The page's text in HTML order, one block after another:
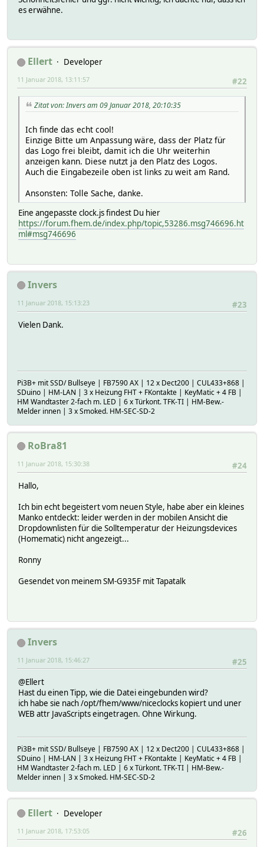
es erwähne.
Ellert
Developer
#22
11 Januar 2018, 13:11:57
Zitat von: Invers am 09 Januar 2018, 20:10:35
Ich finde das echt cool!
Einzige Bitte um Anpassung wäre, dass der Platz für
das Logo frei bleibt, damit ich die Uhr weiterhin
anzeigen kann. Diese nutzt ja den Platz des Logos.
Auch die Eingabezeile oben ist links zu weit am Rand.
Ansonsten: Tolle Sache, danke.
Eine angepasste clock.js findest Du hier
https://forum.fhem.de/index.php/topic,53286.msg746696.ht
ml#msg746696
Invers
#23
11 Januar 2018, 15:13:23
Vielen Dank.
Pi3B+ mit SSD/ Bullseye | FB7590 AX | 12 x Dect200 | CUL433+868 |
SDuino | HM-LAN | 3 x Heizung FHT + FKontakte | KeyMatic + 4 FB |
HM Wandtaster 2-fach m. LED | 6 x Türkont. TFK-TI | HM-Bew.-
Melder innen | 3 x Smoked. HM-SEC-SD-2
RoBra81
#24
11 Januar 2018, 15:30:38
Hallo,
Ich bin echt begeistert vom neuen Style, habe aber ein kleines
Manko entdeckt: leider werden in der mobilen Ansicht die
Dropdownlisten für die Solltemperatur der Heizungsdevices
(Homematic) nicht angezeigt...
Ronny
Gesendet von meinem SM-G935F mit Tapatalk
Invers
#25
11 Januar 2018, 15:46:27
@Ellert
Hast du einen Tipp, wie die Datei eingebunden wird?
ich habe sie nach /opt/fhem/www/niceclocks kopiert und uner
WEB attr JavaScripts eingetragen. Ohne Wirkung.
Pi3B+ mit SSD/ Bullseye | FB7590 AX | 12 x Dect200 | CUL433+868 |
SDuino | HM-LAN | 3 x Heizung FHT + FKontakte | KeyMatic + 4 FB |
HM Wandtaster 2-fach m. LED | 6 x Türkont. TFK-TI | HM-Bew.-
Melder innen | 3 x Smoked. HM-SEC-SD-2
Ellert
Developer
#26
11 Januar 2018, 17:53:05